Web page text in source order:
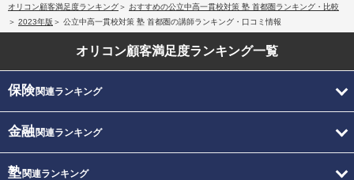
オリコン顧客満足度ランキング
おすすめの公立中高一貫校対策 塾 首都圏ランキング・比較
2023年版
公立中高一貫校対策 塾 首都圏の講師ランキング・口コミ情報
オリコン顧客満足度ランキング一覧
保険関連ランキング
金融関連ランキング
塾関連ランキング